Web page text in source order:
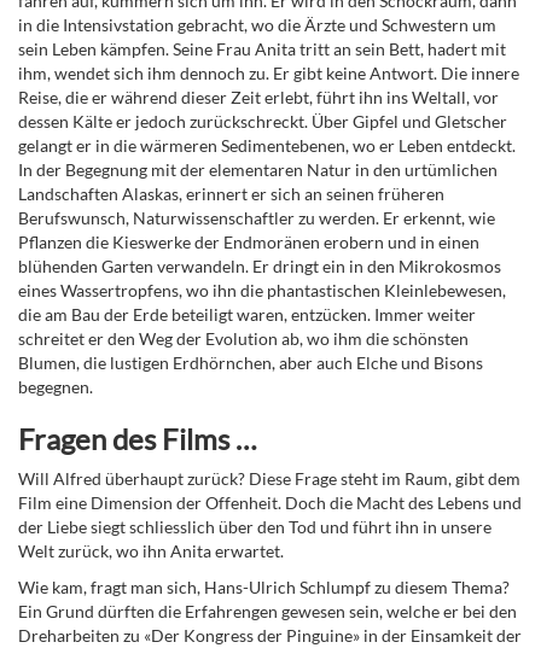
in die Intensivstation gebracht, wo die Ärzte und Schwestern um
sein Leben kämpfen. Seine Frau Anita tritt an sein Bett, hadert mit
ihm, wendet sich ihm dennoch zu. Er gibt keine Antwort. Die innere
Reise, die er während dieser Zeit erlebt, führt ihn ins Weltall, vor
dessen Kälte er jedoch zurückschreckt. Über Gipfel und Gletscher
gelangt er in die wärmeren Sedimentebenen, wo er Leben entdeckt.
In der Begegnung mit der elementaren Natur in den urtümlichen
Landschaften Alaskas, erinnert er sich an seinen früheren
Berufswunsch, Naturwissenschaftler zu werden. Er erkennt, wie
Pflanzen die Kieswerke der Endmoränen erobern und in einen
blühenden Garten verwandeln. Er dringt ein in den Mikrokosmos
eines Wassertropfens, wo ihn die phantastischen Kleinlebewesen,
die am Bau der Erde beteiligt waren, entzücken. Immer weiter
schreitet er den Weg der Evolution ab, wo ihm die schönsten
Blumen, die lustigen Erdhörnchen, aber auch Elche und Bisons
begegnen.
Fragen des Films …
Will Alfred überhaupt zurück? Diese Frage steht im Raum, gibt dem
Film eine Dimension der Offenheit. Doch die Macht des Lebens und
der Liebe siegt schliesslich über den Tod und führt ihn in unsere
Welt zurück, wo ihn Anita erwartet.
Wie kam, fragt man sich, Hans-Ulrich Schlumpf zu diesem Thema?
Ein Grund dürften die Erfahrengen gewesen sein, welche er bei den
Dreharbeiten zu «Der Kongress der Pinguine» in der Einsamkeit der